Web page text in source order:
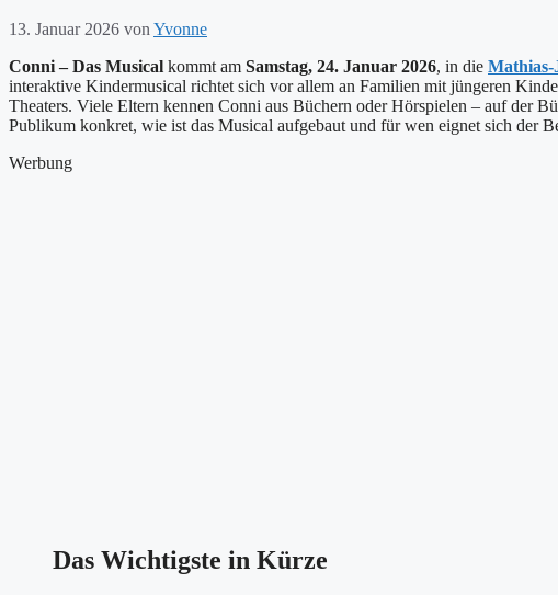
13. Januar 2026 von Yvonne
Conni – Das Musical kommt am Samstag, 24. Januar 2026, in die Mathias-
interaktive Kindermusical richtet sich vor allem an Familien mit jüngeren
Theaters. Viele Eltern kennen Conni aus Büchern oder Hörspielen – auf der
Publikum konkret, wie ist das Musical aufgebaut und für wen eignet sich der
Werbung
Das Wichtigste in Kürze